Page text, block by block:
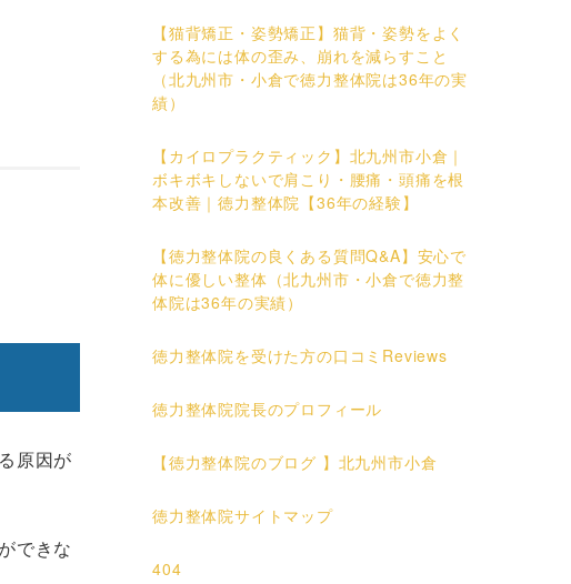
原因が
できな
【猫背矯正・姿勢矯正】猫背・姿勢をよく
する為には体の歪み、崩れを減らすこと
（北九州市・小倉で徳力整体院は36年の実
績）
【カイロプラクティック】北九州市小倉｜
ボキボキしないで肩こり・腰痛・頭痛を根
本改善｜徳力整体院【36年の経験】
【徳力整体院の良くある質問Q&A】安心で
体に優しい整体（北九州市・小倉で徳力整
体院は36年の実績）
徳力整体院を受けた方の口コミReviews
徳力整体院院長のプロフィール
【徳力整体院のブログ 】北九州市小倉
徳力整体院サイトマップ
404